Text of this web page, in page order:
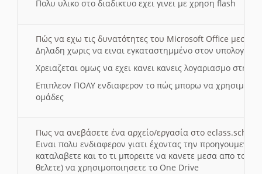
Πολυ υλικο στο διαδικτυο εχει γινει με χρηση flash
Πώς να εχω τις δυνατότητες του Microsoft Office μεσω
Δηλαδη χωρις να ειναι εγκαταστημμένο στον
Χρειαζεται ομως να εχει κανει κανεις λογαριασμο στη
Επιπλεον ΠΟΛΥ ενδιαφερον το πώς μπορω να
ομάδες
Πως να ανεβάσετε ένα αρχείο/εργασία στο eclass.sch.gr
Ειναι πολυ ενδιαφερον γιατι έχοντας την
καταλαβετε και το τι μπορειτε να κανετε μεσα απο το
θελετε) να χρησιμοποιησετε το One Drive